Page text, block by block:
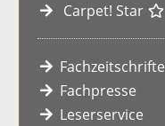
Carpet! Star
Fachpresse
Leserservice